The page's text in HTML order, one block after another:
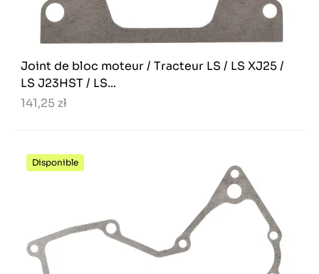
Joint de bloc moteur / Tracteur LS / LS XJ25 /
LS J23HST / LS...
141,25 zł
Disponible